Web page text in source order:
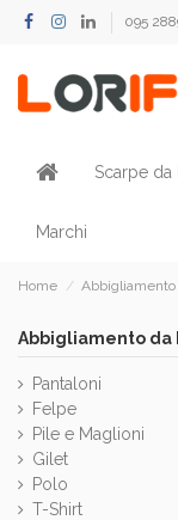
095
Scarpe da
Marchi
Home Abbigliamento
Abbigliamento da
Pantaloni
Felpe
Pile e Maglioni
Gilet
Polo
T-Shirt